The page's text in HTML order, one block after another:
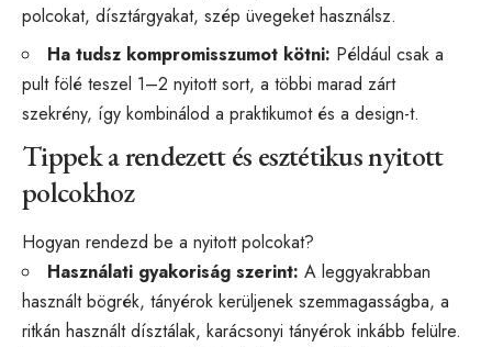
polcokat, dísztárgyakat, szép üvegeket használsz.
Ha tudsz kompromisszumot kötni: Például csak a
pult fölé teszel 1–2 nyitott sort, a többi marad zárt
szekrény, így kombinálod a praktikumot és a design-t.
Tippek a rendezett és esztétikus nyitott
polcokhoz
Hogyan rendezd be a nyitott polcokat?
Használati gyakoriság szerint: A leggyakrabban
használt bögrék, tányérok kerüljenek szemmagasságba, a
ritkán használt dísztálak, karácsonyi tányérok inkább felülre.